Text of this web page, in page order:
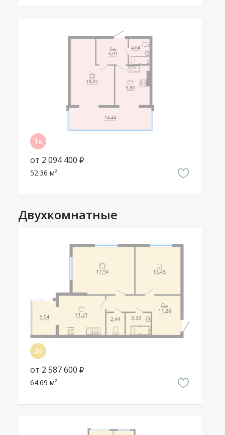
под постоянным видеонаблюдением. Камеры
установлены и внутри домов. За порядком следят на двух
Парковка организована вокруг домов по периметру
жилого комплекса во внешнем дворе, так что машины
Cообщить о неточности в описании
от 2 094 400 ₽
52.36 м²
Двухкомнатные
от 2 587 600 ₽
64.69 м²